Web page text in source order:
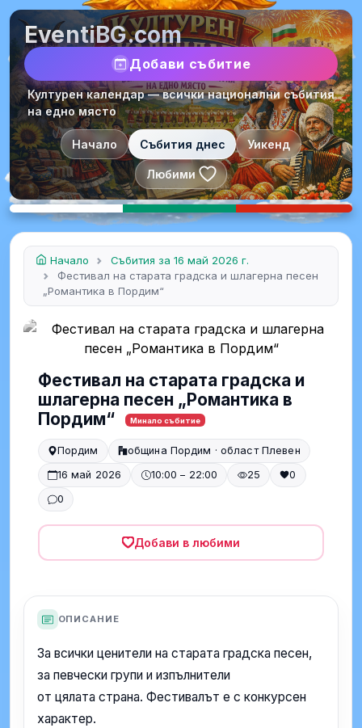
EventiBG.com
Добави събитие
Културен календар — всички национални събития
на едно място
Начало Събития днес Уикенд
Любими
Начало
Събития за 16 май 2026 г.
Фестивал на старата градска и шлагерна песен
„Романтика в Пордим“
Фестивал на старата градска и
шлагерна песен „Романтика в
Пордим“
Минало събитие
Пордим
община Пордим · област Плевен
16 май 2026
10:00 – 22:00 25
0
0
Добави в любими
ОПИСАНИЕ
За всички ценители на старата градска песен,
за певчески групи и изпълнители
от цялата страна. Фестивалът е с конкурсен
характер.